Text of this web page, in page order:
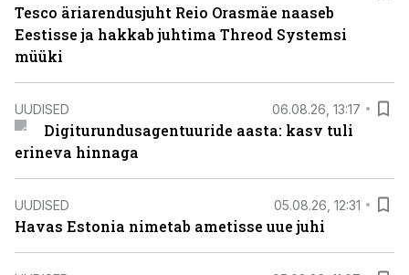
Tesco äriarendusjuht Reio Orasmäe naaseb
Eestisse ja hakkab juhtima Threod Systemsi
müüki
UUDISED 06.08.26, 13:17
Digiturundusagentuuride aasta: kasv tuli
erineva hinnaga
UUDISED 05.08.26, 12:31
Havas Estonia nimetab ametisse uue juhi